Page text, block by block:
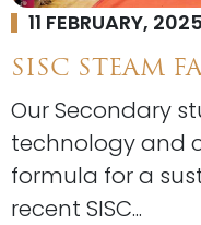
11 FEBRUARY, 2025
SISC STEAM
Our Secondary
technology and
formula for a
recent SISC...